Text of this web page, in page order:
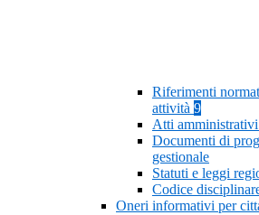
Riferimenti
attività 9
Atti
Documenti di
gestionale
Statuti e leggi
Codice
Oneri informativi per